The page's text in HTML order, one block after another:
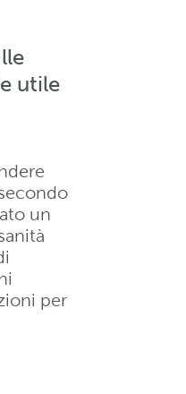
utile
un
per